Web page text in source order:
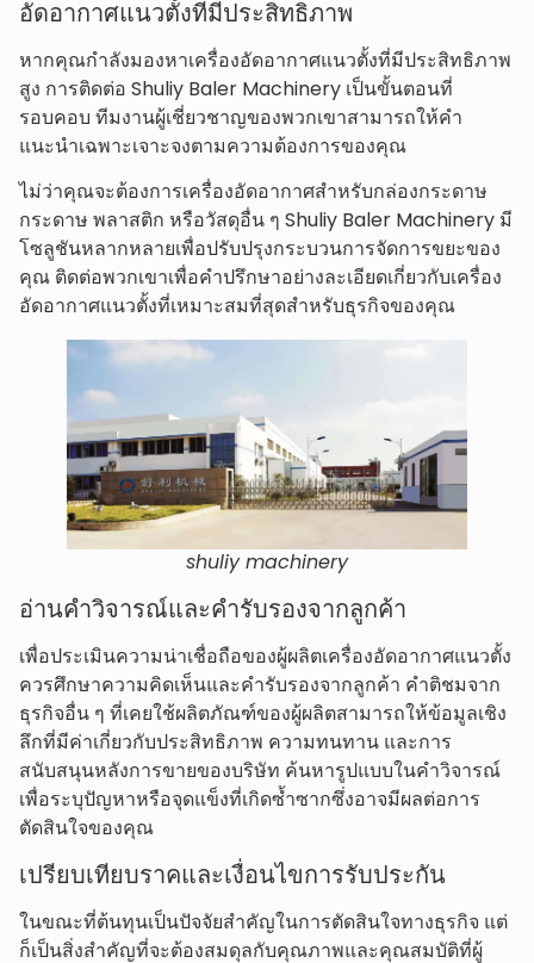
อัดอากาศแนวตั้งที่มีประสิทธิภาพ
หากคุณกำลังมองหาเครื่องอัดอากาศแนวตั้งที่มีประสิทธิภาพ
สูง การติดต่อ Shuliy Baler Machinery เป็นขั้นตอนที่
รอบคอบ ทีมงานผู้เชี่ยวชาญของพวกเขาสามารถให้คำ
แนะนำเฉพาะเจาะจงตามความต้องการของคุณ
ไม่ว่าคุณจะต้องการเครื่องอัดอากาศสำหรับกล่องกระดาษ
กระดาษ พลาสติก หรือวัสดุอื่น ๆ Shuliy Baler Machinery มี
โซลูชันหลากหลายเพื่อปรับปรุงกระบวนการจัดการขยะของ
คุณ ติดต่อพวกเขาเพื่อคำปรึกษาอย่างละเอียดเกี่ยวกับเครื่อง
อัดอากาศแนวตั้งที่เหมาะสมที่สุดสำหรับธุรกิจของคุณ
shuliy machinery
อ่านคำวิจารณ์และคำรับรองจากลูกค้า
เพื่อประเมินความน่าเชื่อถือของผู้ผลิตเครื่องอัดอากาศแนวตั้ง
ควรศึกษาความคิดเห็นและคำรับรองจากลูกค้า คำติชมจาก
ธุรกิจอื่น ๆ ที่เคยใช้ผลิตภัณฑ์ของผู้ผลิตสามารถให้ข้อมูลเชิง
ลึกที่มีค่าเกี่ยวกับประสิทธิภาพ ความทนทาน และการ
สนับสนุนหลังการขายของบริษัท ค้นหารูปแบบในคำวิจารณ์
เพื่อระบุปัญหาหรือจุดแข็งที่เกิดซ้ำซากซึ่งอาจมีผลต่อการ
ตัดสินใจของคุณ
เปรียบเทียบราคและเงื่อนไขการรับประกัน
ในขณะที่ต้นทุนเป็นปัจจัยสำคัญในการตัดสินใจทางธุรกิจ แต่
ก็เป็นสิ่งสำคัญที่จะต้องสมดุลกับคุณภาพและคุณสมบัติที่ผู้